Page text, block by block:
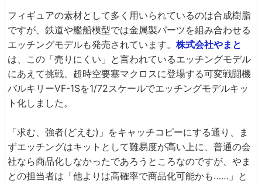
フィギュアの素材として多く用いられているのは合成樹脂
ですが、鉄道や艦船模型では金属製パーツを組み合わせる
エッチングモデルも発売されています。 株式会社やまと
は、この「売りにくい」と言われているエッチングモデル
にあえて挑戦、超時空要塞マクロスに登場する可変戦闘機
バルキリーVF-1Sを1/72スケールでエッチングモデルキッ
ト化しました。
「求む、強者(どえむ)」をキャッチコピーにする通り、ま
ずエッチングはキットとして難易度が高い上に、普通の会
社なら商品化しなかったであろうところなのですが、やま
との担当者は「他よりは高確率で商品化可能かも……」と